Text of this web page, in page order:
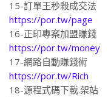
15-訂單王秒殺成交法
https://por.tw/page
16-正印專案加盟賺錢
https://por.tw/money
17-網路自動賺錢術
https://por.tw/Rich
18-源程式碼下載.架站